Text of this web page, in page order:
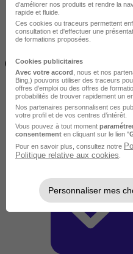
(14h)
d'améliorer nos produits et rendre la
rapide et fluide.
Ces cookies ou traceurs permettent
consultation et d'effectuer une
de formations proposées.
Cookies publicitaires
Avec votre accord , nous et nos
Bing,) pouvons utiliser des traceurs
offres d’emploi ou des offres de
probabilités de trouver rapidement un
Nos partenaires personnalisent ces
votre profil et de vos centres d’intérêt.
Vous pouvez à tout moment
consentement en cliquant sur le lien "
Pour en savoir plus, consultez notre
Politique relative aux cookies
Personnaliser mes